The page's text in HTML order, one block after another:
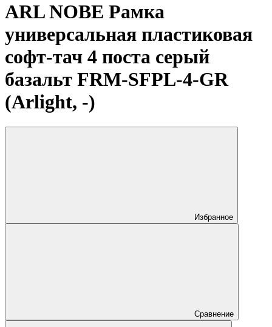
ARL NOBE Рамка
универсальная пластиковая
софт-тач 4 поста серый
базальт FRM-SFPL-4-GR
(Arlight, -)
Избранное
Сравнение